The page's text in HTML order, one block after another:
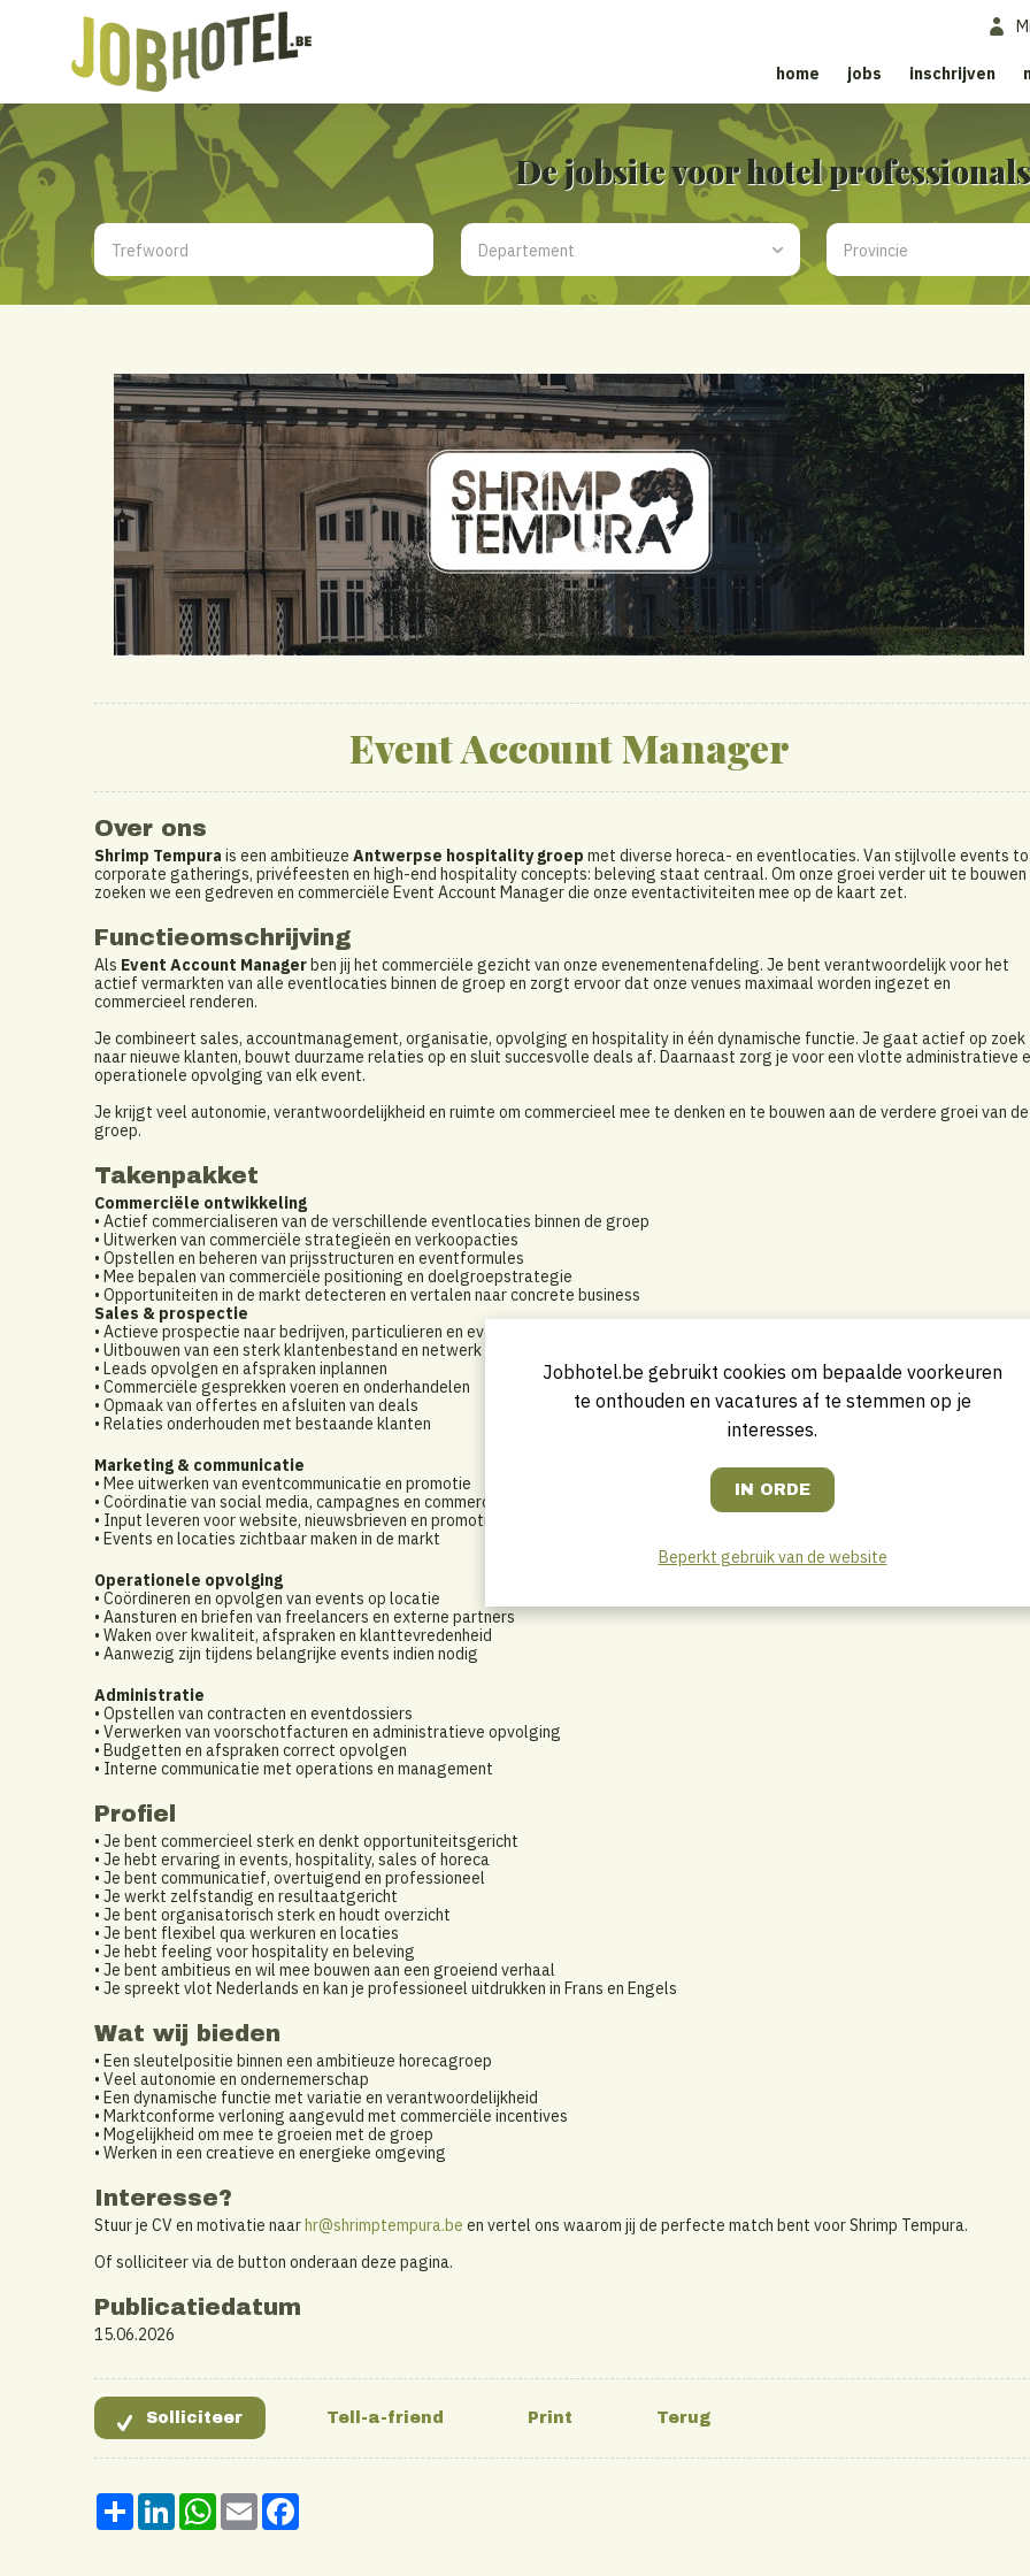
home jobs inschrijven
De jobsite voor hotel professionals
Event Account Manager
Over ons
Shrimp Tempura is een ambitieuze Antwerpse hospitality groep met diverse horeca- en eventlocaties. Van stijlvolle events
corporate gatherings, privéfeesten en high-end hospitality concepts: beleving staat centraal. Om onze groei verder uit te bouwen
zoeken we een gedreven en commerciële Event Account Manager die onze eventactiviteiten mee op de kaart zet.
Functieomschrijving
Als Event Account Managerben jij het commerciële gezicht van onze evenementenafdeling. Je bent verantwoordelijk voor het
actief vermarkten van alle eventlocaties binnen de groep en zorgt ervoor dat onze venues maximaal worden ingezet en
commercieel renderen.
Je combineert sales, accountmanagement, organisatie, opvolging en hospitality in één dynamische functie. Je gaat actief op zoek
naar nieuwe klanten, bouwt duurzame relaties op en sluit succesvolle deals af. Daarnaast zorg je voor een vlotte administratieve
operationele opvolging van elk event.
Je krijgt veel autonomie, verantwoordelijkheid en ruimte om commercieel mee te denken en te bouwen aan de verdere groei van de
groep.
Takenpakket
Commerciële ontwikkeling
• Actief commercialiseren van de verschillende eventlocaties binnen de groep
• Uitwerken van commerciële strategieën en verkoopacties
• Opstellen en beheren van prijsstructuren en eventformules
• Mee bepalen van commerciële positioning en doelgroepstrategie
• Opportuniteiten in de markt detecteren en vertalen naar concrete business
Sales & prospectie
• Actieve prospectie naar bedrijven, particulieren en eventpartners
• Uitbouwen van een sterk klantenbestand en netwerk
• Leads opvolgen en afspraken inplannen
• Commerciële gesprekken voeren en onderhandelen
• Opmaak van offertes en afsluiten van deals
• Relaties onderhouden met bestaande klanten
Marketing & communicatie
• Mee uitwerken van eventcommunicatie en promotie
• Coördinatie van social media, campagnes en commerciële content
• Input leveren voor website, nieuwsbrieven en promotionele acties
• Events en locaties zichtbaar maken in de markt
Operationele opvolging
• Coördineren en opvolgen van events op locatie
• Aansturen en briefen van freelancers en externe partners
• Waken over kwaliteit, afspraken en klanttevredenheid
• Aanwezig zijn tijdens belangrijke events indien nodig
Administratie
• Opstellen van contracten en eventdossiers
• Verwerken van voorschotfacturen en administratieve opvolging
• Budgetten en afspraken correct opvolgen
• Interne communicatie met operations en management
Profiel
• Je bent commercieel sterk en denkt opportuniteitsgericht
• Je hebt ervaring in events, hospitality, sales of horeca
• Je bent communicatief, overtuigend en professioneel
• Je werkt zelfstandig en resultaatgericht
• Je bent organisatorisch sterk en houdt overzicht
• Je bent flexibel qua werkuren en locaties
• Je hebt feeling voor hospitality en beleving
• Je bent ambitieus en wil mee bouwen aan een groeiend verhaal
• Je spreekt vlot Nederlands en kan je professioneel uitdrukken in Frans en Engels
Wat wij bieden
• Een sleutelpositie binnen een ambitieuze horecagroep
• Veel autonomie en ondernemerschap
• Een dynamische functie met variatie en verantwoordelijkheid
• Marktconforme verloning aangevuld met commerciële incentives
• Mogelijkheid om mee te groeien met de groep
• Werken in een creatieve en energieke omgeving
Interesse?
Stuur je CV en motivatie naarhr@shrimptempura.be en vertel ons waarom jij de perfecte match bent voor Shrimp Tempura.
Of solliciteer via de button onderaan deze pagina.
Publicatiedatum
15.06.2026
Share LinkedInWhatsApp
Email
Jobhotel.be gebruikt cookies om bepaalde voorkeuren
te onthouden en vacatures af te stemmen op je
interesses.
Beperkt gebruik van de website